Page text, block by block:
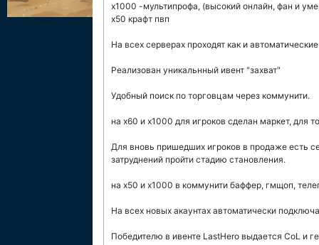
х1000 -мультипрофа, (высокий онлайн, фан и
х50 крафт пвп
На всех серверах проходят как и
Реализован уникальнный ивент "захват"
Удобный поиск по торговцам через коммунити.
на х60 и х1000 для игроков сделан маркет, для
Для вновь пришедших игроков в продаже есть
затруднений пройти стадию становления.
на х50 и х1000 в коммунити баффер, гмщоп,
На всех новых акаунтах автоматически
Победителю в ивенте LastHero выдается CoL и